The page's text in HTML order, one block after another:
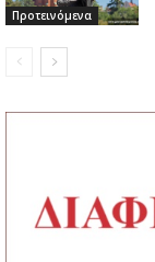
Προτεινόμενα